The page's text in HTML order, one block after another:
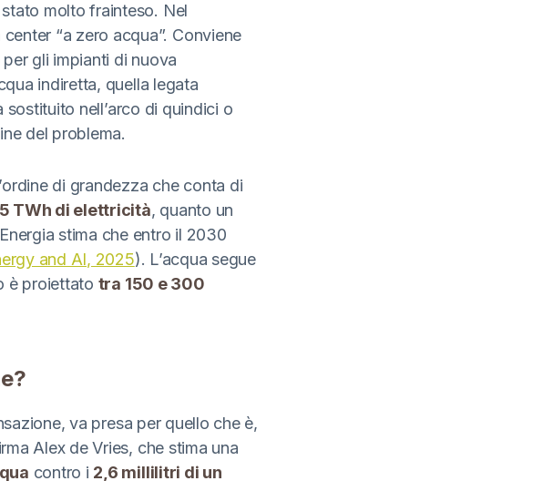
molto frainteso. Nel
“a zero acqua”. Conviene
per gli impianti di nuova
indiretta, quella legata
sostituito nell’arco di quindici o
del problema.
di grandezza che conta di
TWh di elettricità, quanto un
stima che entro il 2030
and AI, 2025). L’acqua segue
è proiettato tra 150 e 300
va presa per quello che è,
Alex de Vries, che stima una
contro i 2,6 millilitri di un